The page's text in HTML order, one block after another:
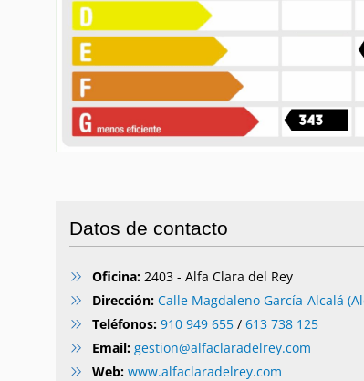
Datos de contacto
Oficina: 2403 - Alfa Clara del Rey
Dirección: Calle Magdaleno García-Alcalá
Teléfonos: 910 949 655 /613 738 125
Email: gestion@alfaclaradelrey.com
Web: www.alfaclaradelrey.com